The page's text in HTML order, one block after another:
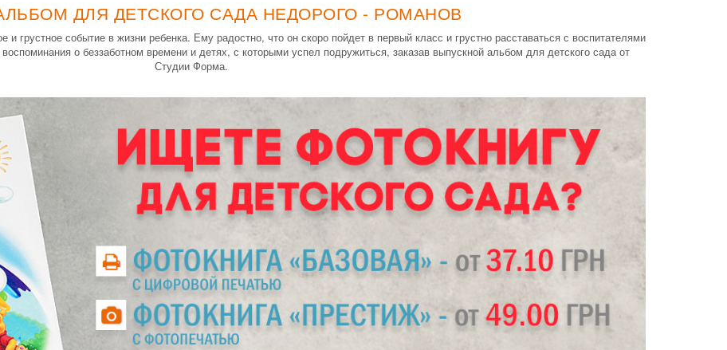
ДЛЯ ДЕТСКОГО САДА НЕДОРОГО - РОМАНОВ
грустное событие в жизни ребенка. Ему радостно, что он скоро пойдет в первый класс и грустно расставаться с воспитателями
о беззаботном времени и детях, с которыми успел подружиться, заказав выпускной альбом для детского сада от
Студии Форма.